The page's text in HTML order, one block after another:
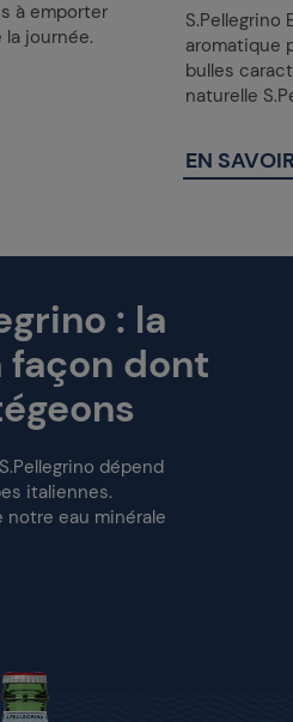
à emporter
journée.
S.Pellegrino
aromatique
bulles
naturelle
EN
: la
façon dont
dépend
italiennes.
notre eau minérale